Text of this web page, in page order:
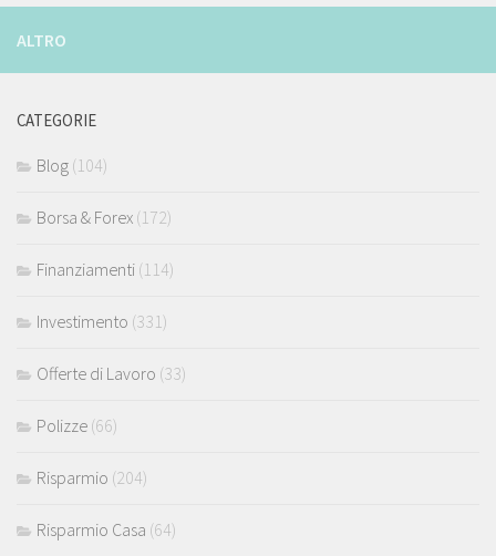
ALTRO
CATEGORIE
Blog (104)
Borsa & Forex (172)
Finanziamenti (114)
Investimento (331)
Offerte di Lavoro (33)
Polizze (66)
Risparmio (204)
Risparmio Casa (64)